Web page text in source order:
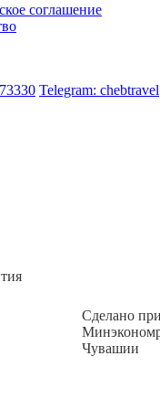
соглашение
Telegram: chebtravel
Сделано
Чувашии